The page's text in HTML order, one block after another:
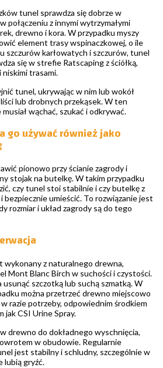
tunel sprawdza się dobrze w
połączeniu z innymi wytrzymałymi
drewno i kora. W przypadku myszy
element trasy wspinaczkowej, o ile
szczurów karłowatych i szczurów, tunel
się w strefie Ratscaping z ściółką,
niskimi trasami.
tunel, ukrywając w nim lub wokół
lub drobnych przekąsek. W ten
wąchać, szukać i odkrywać.
go używać również jako
pionowo przy ścianie zagrody i
stojak na butelkę. W takim przypadku
czy tunel stoi stabilnie i czy butelkę z
bezpiecznie umieścić. To rozwiązanie jest
rozmiar i układ zagrody są do tego
wykonany z naturalnego drewna,
Mont Blanc Birch w suchości i czystości.
usunąć szczotką lub suchą szmatką. W
można przetrzeć drewno miejscowo
razie potrzeby, odpowiednim środkiem
jak CSI Urine Spray.
drewno do dokładnego wyschnięcia,
w obudowie. Regularnie
jest stabilny i schludny, szczególnie w
lubią gryźć.